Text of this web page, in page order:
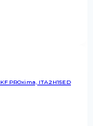
PROxima, ITA2H15ED